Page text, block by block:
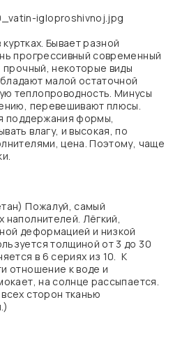
Бывает разной
прогрессивный современный
некоторые виды
малой остаточной
теплопроводность. Минусы
перевешивают плюсы.
поддержания формы,
влагу, и высокая, по
цена. Поэтому, чаще
Пожалуй, самый
наполнителей. Лёгкий,
деформацией и низкой
толщиной от 3 до 30
в 6 сериях из 10. К
отношение к воде и
на солнце рассыпается.
сторон тканью